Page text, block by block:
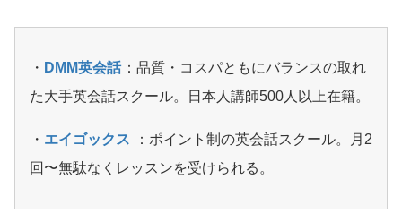
・ DMM英会話 ：品質・コスパともにバランスの取れ
た大手英会話スクール。日本人講師500人以上在籍。
・ エイゴックス
：ポイント制の英会話スクール。月2
回〜無駄なくレッスンを受けられる。